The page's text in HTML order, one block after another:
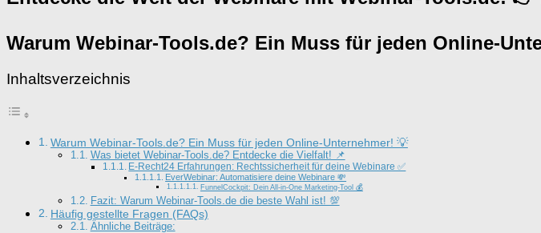
Warum Webinar-Tools.de? Ein Muss für jeden Online-
Inhaltsverzeichnis
Warum Webinar-Tools.de? Ein Muss für jeden Online-Unternehmer! 💡
Was bietet Webinar-Tools.de? Entdecke die Vielfalt! 📌
E-Recht24 Erfahrungen: Rechtssicherheit für deine Webinare ✅
EverWebinar: Automatisiere deine Webinare 💸
FunnelCockpit: Dein All-in-One Marketing-Tool 💰
Fazit: Warum Webinar-Tools.de die beste Wahl ist! 💯
Häufig gestellte Fragen (FAQs)
Ähnliche Beiträge: